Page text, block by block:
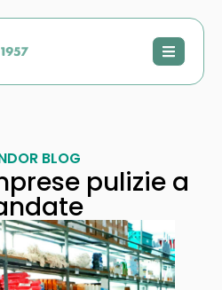
BLOG
pulizie a